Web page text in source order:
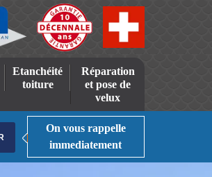
Etanchéité
toiture
Réparation
et pose de
velux
On vous rappelle
immediatement